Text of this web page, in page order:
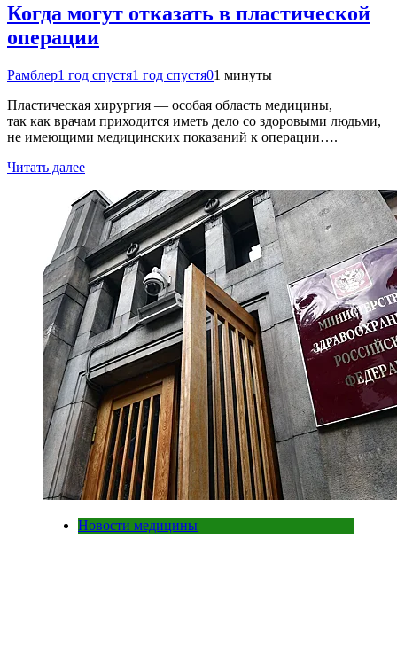
Когда могут отказать в пластической
операции
Рамблер1 год спустя1 год спустя01 минуты
Пластическая хирургия — особая область медицины,
так как врачам приходится иметь дело со здоровыми людьми,
не имеющими медицинских показаний к операции….
Читать далее
Новости медицины